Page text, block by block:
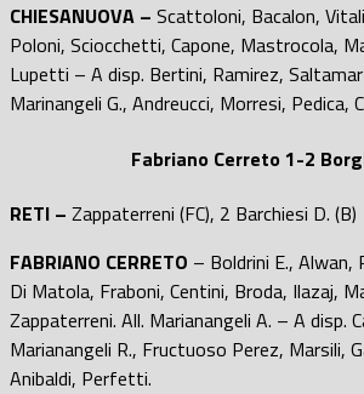
CHIESANUOVA – Scattoloni, Bacalon,
Poloni, Sciocchetti, Capone, Mastrocola,
Lupetti – A disp. Bertini, Ramirez,
Marinangeli G., Andreucci, Morresi, Pedica,
Fabriano Cerreto 1-2
RETI – Zappaterreni (FC), 2 Barchiesi D. (B)
FABRIANO CERRETO – Boldrini E., Alwan,
Di Matola, Fraboni, Centini, Broda, Ilazaj,
Zappaterreni. All. Marianangeli A. – A disp.
Marianangeli R., Fructuoso Perez, Marsili,
Anibaldi, Perfetti.